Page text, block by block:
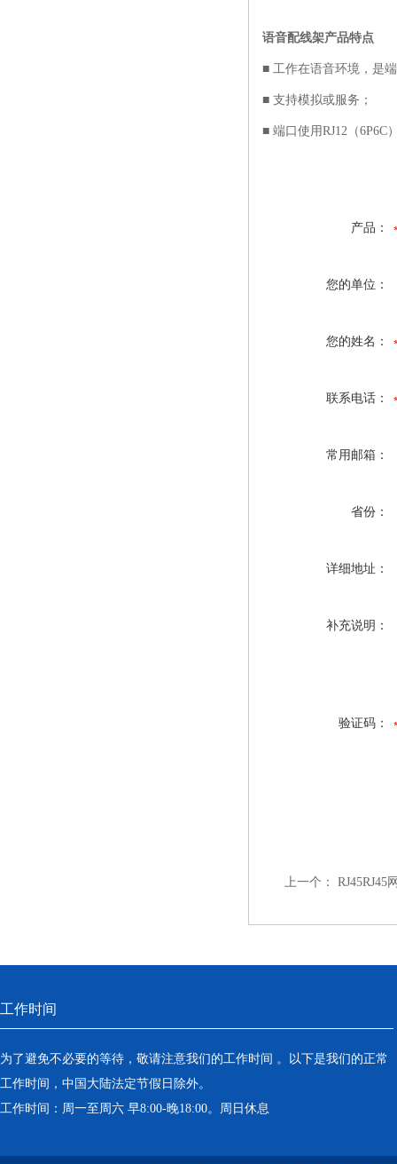
语音配线架产品特点
■ 工作在语音环境，是
■ 支持模拟或服务；
■ 端口使用RJ12（6P6C
产品：
您的单位：
您的姓名：
联系电话：
常用邮箱：
省份：
详细地址：
补充说明：
验证码：
上一个： RJ45RJ45
工作时间
为了避免不必要的等待，敬请注意我们的工作时间 。以下是我们的正常
工作时间，中国大陆法定节假日除外。
工作时间：周一至周六 早8:00-晚18:00。周日休息